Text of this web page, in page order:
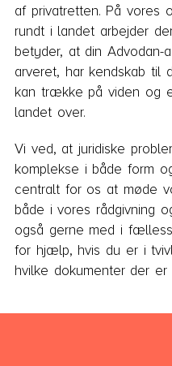
af privatretten. På vores
rundt i landet arbejder
betyder, at din
arveret, har kendskab til
kan trække på viden og
landet over.
Vi ved, at juridiske
komplekse i både form
centralt for os at møde
både i vores rådgivning
også gerne med i
for hjælp, hvis du er i
hvilke dokumenter der